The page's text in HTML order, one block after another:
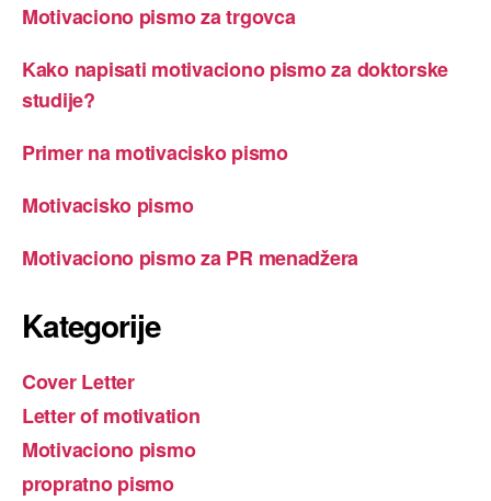
Motivaciono pismo za trgovca
Kako napisati motivaciono pismo za doktorske
studije?
Primer na motivacisko pismo
Motivacisko pismo
Motivaciono pismo za PR menadžera
Kategorije
Cover Letter
Letter of motivation
Motivaciono pismo
propratno pismo